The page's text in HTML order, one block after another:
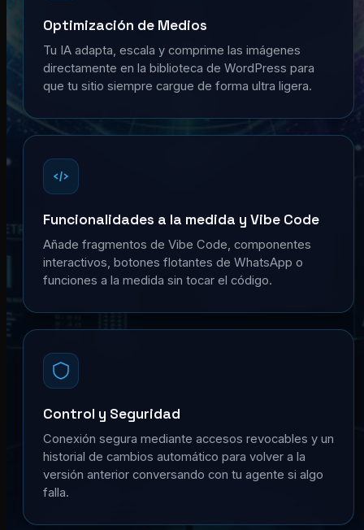
Optimización de Medios
Tu IA adapta, escala y comprime las imágenes
directamente en la biblioteca de WordPress para
que tu sitio siempre cargue de forma ultra ligera.
Funcionalidades a la medida y Vibe Code
Añade fragmentos de Vibe Code, componentes
interactivos, botones flotantes de WhatsApp o
funciones a la medida sin tocar el código.
Control y Seguridad
Conexión segura mediante accesos revocables y un
historial de cambios automático para volver a la
versión anterior conversando con tu agente si algo
falla.